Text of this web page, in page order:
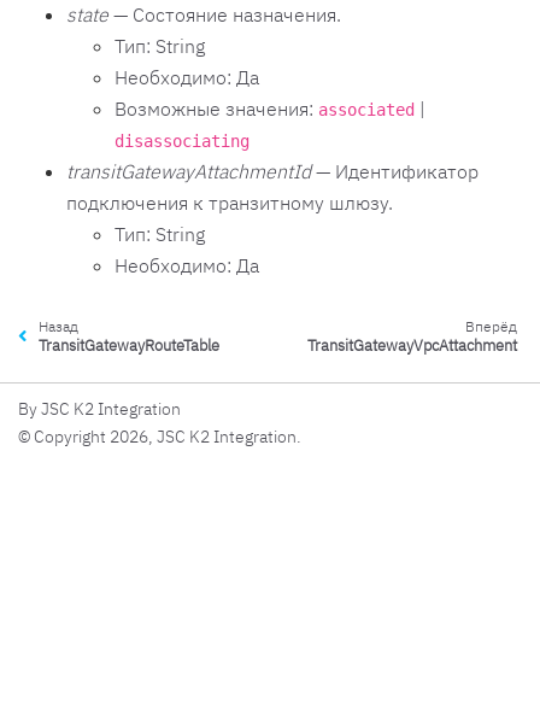
state — Состояние назначения.
Тип: String
Необходимо: Да
Возможные значения: associated |
disassociating
transitGatewayAttachmentId— Идентификатор
подключения к транзитному шлюзу.
Тип: String
Необходимо: Да
Назад
TransitGatewayRouteTable
Вперёд
TransitGatewayVpcAttachment
By JSC K2 Integration
© Copyright 2026, JSC K2 Integration.